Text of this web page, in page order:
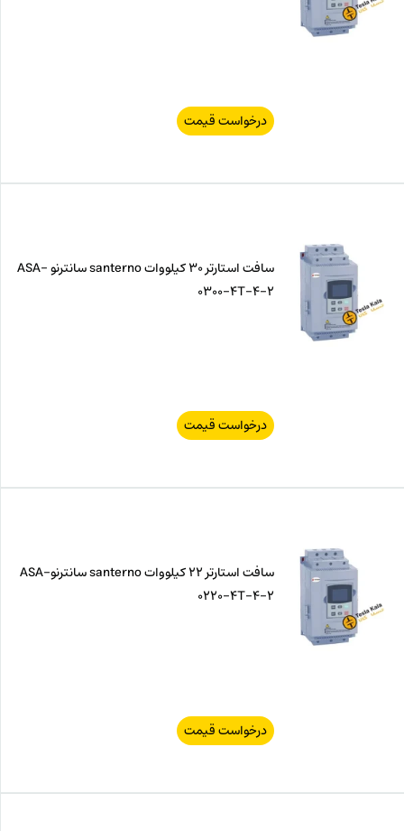
درخواست قیمت
سافت استارتر 30 کیلووات santerno سانترنو ASA-
0300-4T-4-2
درخواست قیمت
سافت استارتر 22 کیلووات santerno سانترنوASA-
0220-4T-4-2
درخواست قیمت